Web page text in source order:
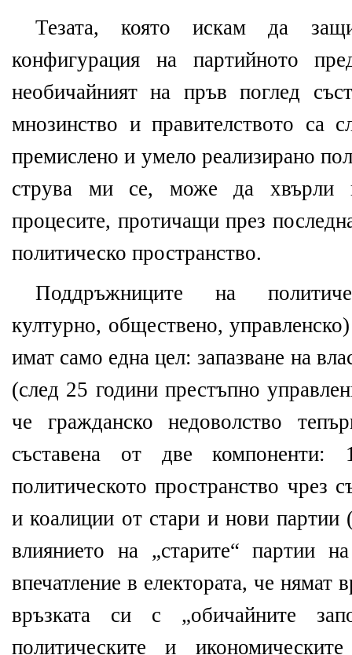
Тезата, която искам да
конфигурация на партийното
необичайният на пръв поглед
мнозинство и правителството са
премислено и умело реализирано
струва ми се, може да хвърли
процесите, протичащи през
политическо пространство.
Поддръжниците на
културно, обществено,
имат само една цел: запазване на
(след 25 години престъпно
че гражданско недоволство
съставена от две компоненти:
политическото пространство чрез
и коалиции от стари и нови партии
влиянието на „старите“ партии
впечатление в електората, че нямат
връзката си с „обичайните
политическите и